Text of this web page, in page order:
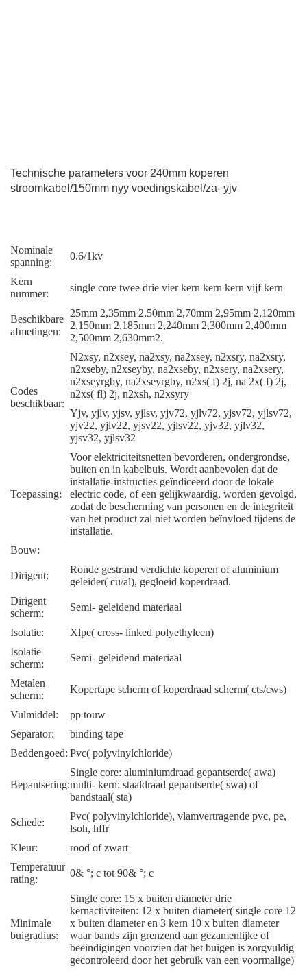
Technische parameters voor 240mm koperen
stroomkabel/150mm nyy voedingskabel/za- yjv
Nominale
spanning:
0.6/1kv
Kern
nummer:
single core twee drie vier kern kern kern vijf kern
Beschikbare
afmetingen:
25mm 2,35mm 2,50mm 2,70mm 2,95mm 2,120mm
2,150mm 2,185mm 2,240mm 2,300mm 2,400mm
2,500mm 2,630mm2.
Codes
beschikbaar:
N2xsy, n2xsey, na2xsy, na2xsey, n2xsry, na2xsry,
n2xseby, n2xseyby, na2xseby, n2xsery, na2xsery,
n2xseyrgby, na2xseyrgby, n2xs( f) 2j, na 2x( f) 2j,
n2xs( fl) 2j, n2xsh, n2xsyry
Yjv, yjlv, yjsv, yjlsv, yjv72, yjlv72, yjsv72, yjlsv72,
yjv22, yjlv22, yjsv22, yjlsv22, yjv32, yjlv32,
yjsv32, yjlsv32
Toepassing:
Voor elektriciteitsnetten bevorderen, ondergrondse,
buiten en in kabelbuis. Wordt aanbevolen dat de
installatie-instructies geïndiceerd door de lokale
electric code, of een gelijkwaardig, worden gevolgd,
zodat de bescherming van personen en de integriteit
van het product zal niet worden beïnvloed tijdens de
installatie.
Bouw:
Dirigent:
Ronde gestrand verdichte koperen of aluminium
geleider( cu/al), gegloeid koperdraad.
Dirigent
scherm:
Semi- geleidend materiaal
Isolatie:
Xlpe( cross- linked polyethyleen)
Isolatie
scherm:
Semi- geleidend materiaal
Metalen
scherm:
Kopertape scherm of koperdraad scherm( cts/cws)
Vulmiddel:
pp touw
Separator:
binding tape
Beddengoed: Pvc( polyvinylchloride)
Bepantsering:
Single core: aluminiumdraad gepantserde( awa)
multi- kern: staaldraad gepantserde( swa) of
bandstaal( sta)
Schede:
Pvc( polyvinylchloride), vlamvertragende pvc, pe,
lsoh, hffr
Kleur:
rood of zwart
Temperatuur
rating:
0& °; c tot 90& °; c
Minimale
buigradius:
Single core: 15 x buiten diameter drie
kernactiviteiten: 12 x buiten diameter( single core 12
x buiten diameter en 3 kern 10 x buiten diameter
waar bands zijn grenzend aan gezamenlijke of
beëindigingen voorzien dat het buigen is zorgvuldig
gecontroleerd door het gebruik van een voormalige)